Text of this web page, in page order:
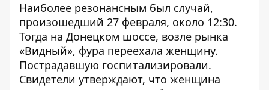
Наиболее резонансным был случай,
произошедший 27 февраля, около 12:30.
Тогда на Донецком шоссе, возле рынка
«Видный», фура переехала женщину.
Пострадавшую госпитализировали.
Свидетели утверждают, что женщина